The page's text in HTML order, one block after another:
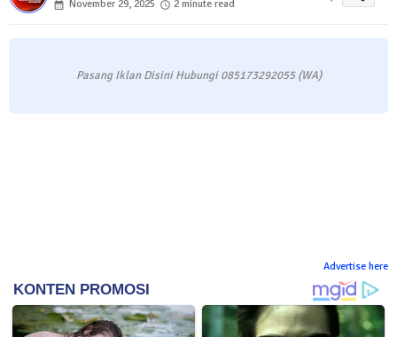
November 29, 2025
2 minute read
Pasang Iklan Disini Hubungi 085173292055 (WA)
Advertise here